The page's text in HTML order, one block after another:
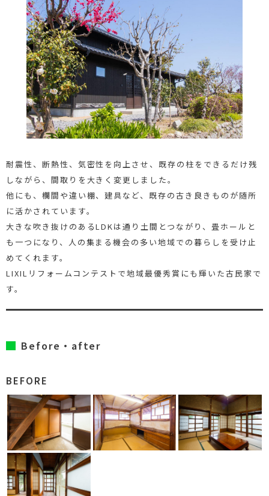
耐震性、断熱性、気密性を向上させ、既存の柱をできるだけ残
しながら、間取りを大きく変更しました。
他にも、欄間や違い棚、建具など、既存の古き良きものが随所
に活かされています。
大きな吹き抜けのあるLDKは通り土間とつながり、畳ホールと
も一つになり、人の集まる機会の多い地域での暮らしを受け止
めてくれます。
LIXILリフォームコンテストで地域最優秀賞にも輝いた古民家で
す。
Before・after
BEFORE